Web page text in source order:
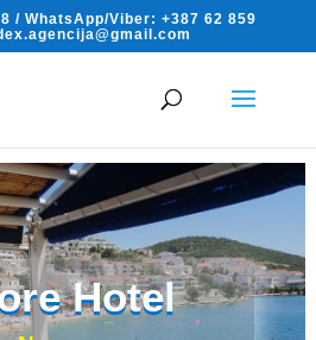
/ WhatsApp/Viber: +387 62 859
Hotel